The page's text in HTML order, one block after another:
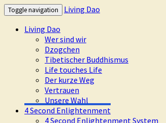
Toggle navigation
Living Dao
Living Dao
Wer sind wir
Dzogchen
Tibetischer Buddhismus
Life touches Life
Der kurze Weg
Vertrauen
Unsere Wahl
4 Second Enlightenment
4 Second Enlightenment System